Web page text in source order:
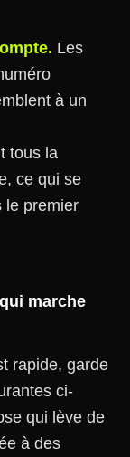
Les
à un
tous la
ce qui se
le premier
marche
rapide, garde
ci-
qui lève de
à des